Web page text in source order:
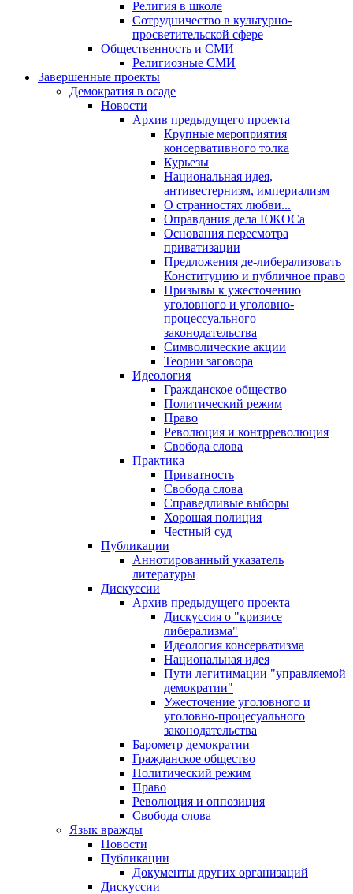
Религия в школе
Сотрудничество в культурно-
просветительской сфере
Общественность и СМИ
Религиозные СМИ
Завершенные проекты
Демократия в осаде
Новости
Архив предыдущего проекта
Крупные мероприятия
консервативного толка
Курьезы
Национальная идея,
антивестернизм, империализм
О странностях любви...
Оправдания дела ЮКОСа
Основания пересмотра
приватизации
Предложения де-либерализовать
Конституцию и публичное право
Призывы к ужесточению
уголовного и уголовно-
процессуального
законодательства
Символические акции
Теории заговора
Идеология
Гражданское общество
Политический режим
Право
Революция и контрреволюция
Свобода слова
Практика
Приватность
Свобода слова
Справедливые выборы
Хорошая полиция
Честный суд
Публикации
Аннотированный указатель
литературы
Дискуссии
Архив предыдущего проекта
Дискуссия о "кризисе
либерализма"
Идеология консерватизма
Национальная идея
Пути легитимации "управляемой
демократии"
Ужесточение уголовного и
уголовно-процесуального
законодательства
Барометр демократии
Гражданское общество
Политический режим
Право
Революция и оппозиция
Свобода слова
Язык вражды
Новости
Публикации
Документы других организаций
Дискуссии